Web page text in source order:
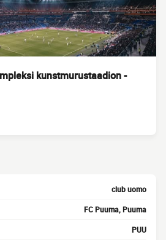
kunstmurustaadion -
club uomo
FC Puuma, Puuma
PUU